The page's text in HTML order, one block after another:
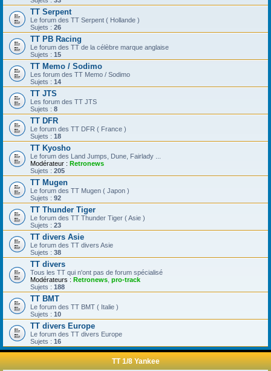
TT Serpent
Le forum des TT Serpent ( Hollande )
Sujets : 26
TT PB Racing
Le forum des TT de la célèbre marque anglaise
Sujets : 15
TT Memo / Sodimo
Les forum des TT Memo / Sodimo
Sujets : 14
TT JTS
Les forum des TT JTS
Sujets : 8
TT DFR
Le forum des TT DFR ( France )
Sujets : 18
TT Kyosho
Le forum des Land Jumps, Dune, Fairlady ...
Modérateur : Retronews
Sujets : 205
TT Mugen
Le forum des TT Mugen ( Japon )
Sujets : 92
TT Thunder Tiger
Le forum des TT Thunder Tiger ( Asie )
Sujets : 23
TT divers Asie
Le forum des TT divers Asie
Sujets : 38
TT divers
Tous les TT qui n'ont pas de forum spécialisé
Modérateurs : Retronews, pro-track
Sujets : 188
TT BMT
Le forum des TT BMT ( Italie )
Sujets : 10
TT divers Europe
Le forum des TT divers Europe
Sujets : 16
TT 1/8 Yankee